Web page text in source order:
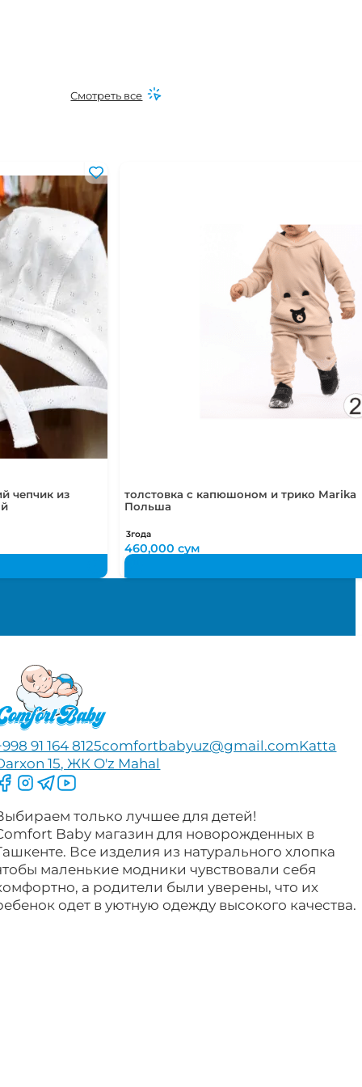
Смотреть все
чепчик из
толстовка с капюшоном и трико Marika
Польша
3года
460,000 сум
91 164 8125comfortbabyuz@gmail.comKatta
15, ЖК O'z Mahal
Следите за нами на Facebook
Следите за нами в Instagram
Следите за нами в Telegram
Следите за нами в YouTube
только лучшее для детей!
Baby магазин для новорожденных в
Все изделия из натурального хлопка
маленькие модники чувствовали себя
а родители были уверены, что их
одет в уютную одежду высокого качества.